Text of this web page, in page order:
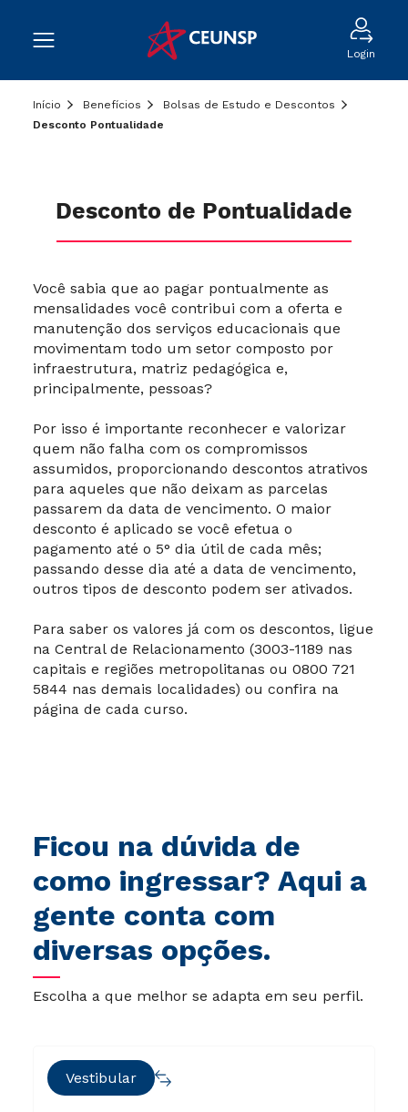
Login
Início Benefícios
Bolsas de Estudo e Descontos
Desconto Pontualidade
Desconto de Pontualidade
Você sabia que ao pagar pontualmente as
mensalidades você contribui com a oferta e
manutenção dos serviços educacionais que
movimentam todo um setor composto por
infraestrutura, matriz pedagógica e,
principalmente, pessoas?
Por isso é importante reconhecer e valorizar
quem não falha com os compromissos
assumidos, proporcionando descontos atrativos
para aqueles que não deixam as parcelas
passarem da data de vencimento. O maior
desconto é aplicado se você efetua o
pagamento até o 5° dia útil de cada mês;
passando desse dia até a data de vencimento,
outros tipos de desconto podem ser ativados.
Para saber os valores já com os descontos, ligue
na Central de Relacionamento (3003-1189 nas
capitais e regiões metropolitanas ou 0800 721
5844 nas demais localidades) ou confira na
página de cada curso.
Ficou na dúvida de
como ingressar? Aqui a
gente conta com
diversas opções.
Escolha a que melhor se adapta em seu perfil.
Vestibular